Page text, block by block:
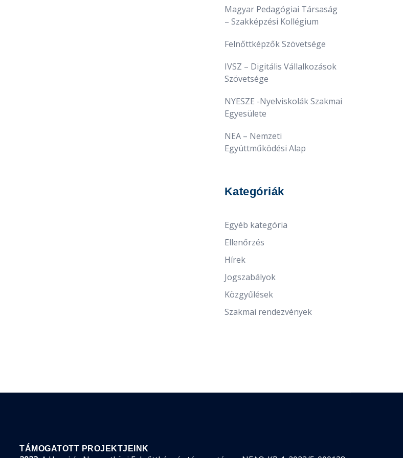
Magyar Pedagógiai Társaság
– Szakképzési Kollégium
Felnőttképzők Szövetsége
IVSZ – Digitális Vállalkozások
Szövetsége
NYESZE -Nyelviskolák Szakmai
Egyesülete
NEA – Nemzeti
Együttműködési Alap
Kategóriák
Egyéb kategória
Ellenőrzés
Hírek
Jogszabályok
Közgyűlések
Szakmai rendezvények
TÁMOGATOTT PROJEKTJEINK